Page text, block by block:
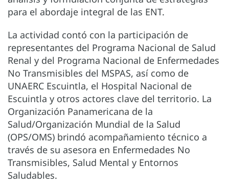
para el abordaje integral de las ENT.
La actividad contó con la participación de
representantes del Programa Nacional de Salud
Renal y del Programa Nacional de Enfermedades
No Transmisibles del MSPAS, así como de
UNAERC Escuintla, el Hospital Nacional de
Escuintla y otros actores clave del territorio. La
Organización Panamericana de la
Salud/Organización Mundial de la Salud
(OPS/OMS) brindó acompañamiento técnico a
través de su asesora en Enfermedades No
Transmisibles, Salud Mental y Entornos
Saludables.